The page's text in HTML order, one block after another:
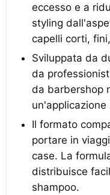
eccesso e a
styling
capelli corti,
Sviluppata da
da
da barbershop
Il formato
portare in
case. La
distribuisce
shampoo.